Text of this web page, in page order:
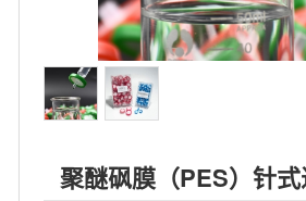
聚醚砜膜（PES）针